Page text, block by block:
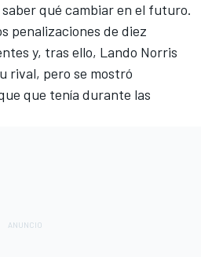
qué cambiar en el futuro.
penalizaciones de diez
y, tras ello, Lando Norris
rival, pero se mostró
que tenía durante las